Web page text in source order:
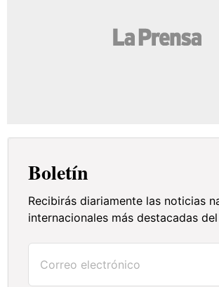
Boletín
Recibirás diariamente las noticias
internacionales más destacadas